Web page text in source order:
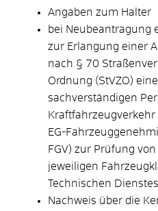
Angaben zum Halter
bei Neubeantragung
zur Erlangung einer
nach § 70
Ordnung (StVZO)
sachverständigen
EG-
FGV) zur Prüfung
jeweiligen
Technischen Dienstes
Nachweis über die